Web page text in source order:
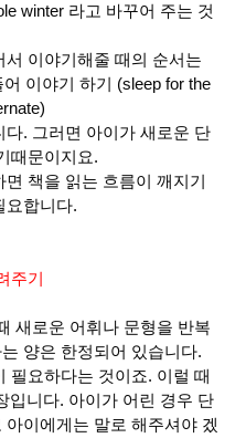
winter 라고 바꾸어 주는 것
이야기해줄 때의 순서는
이야기 하기 (sleep for the
. 그러면 아이가 새로운 단
때문이지요.
책을 읽는 흐름이 깨지기
요합니다.
주기
새로운 어휘나 문형을 반복
양은 한정되어 있습니다.
필요하다는 것이죠. 이럴 때
입니다. 아이가 어린 경우 단
이에게는 말로 해주셔야 겠